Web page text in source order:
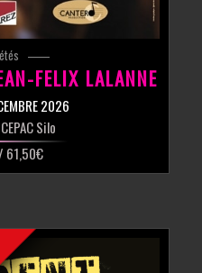
FELIX LALANNE
2026
Silo
61,50€